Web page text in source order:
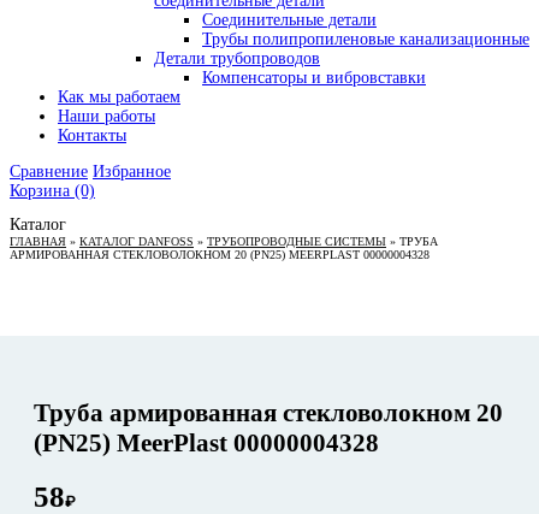
Соединительные детали
Трубы полипропиленовые канализационные
Детали трубопроводов
Компенсаторы и вибровставки
Как мы работаем
Наши работы
Контакты
Сравнение Избранное
Корзина (0)
Каталог
ГЛАВНАЯ » КАТАЛОГ DANFOSS » ТРУБОПРОВОДНЫЕ СИСТЕМЫ » ТРУБА
АРМИРОВАННАЯ СТЕКЛОВОЛОКНОМ 20 (PN25) MEERPLAST 00000004328
Труба армированная стекловолокном 20
(PN25) MeerPlast 00000004328
58₽